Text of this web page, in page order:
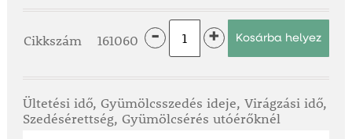
Cikkszám 161060 - +
Ültetési idő, Gyümölcsszedés ideje, Virágzási idő,
Szedésérettség, Gyümölcsérés utóérőknél